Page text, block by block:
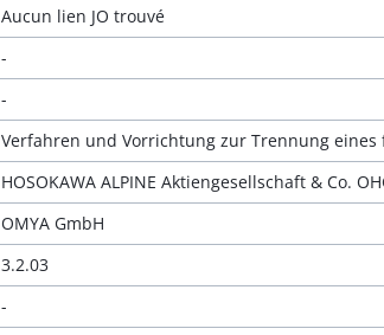
Aucun lien JO trouvé
-
-
Verfahren und Vorrichtung zur Trennung
HOSOKAWA ALPINE Aktiengesellschaft & Co.
OMYA GmbH
3.2.03
-